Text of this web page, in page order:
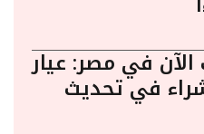
في مصر: عيار
6735 للشراء في تحديث